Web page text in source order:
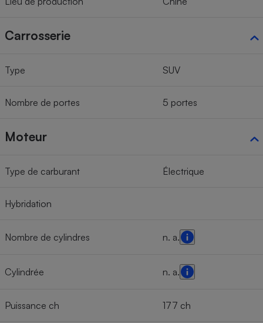
Carrosserie
Type SUV
Nombre de portes 5 portes
Moteur
Type de carburant Électrique
Hybridation
Nombre de cylindres n. a.
Cylindrée n. a.
Puissance ch 177 ch